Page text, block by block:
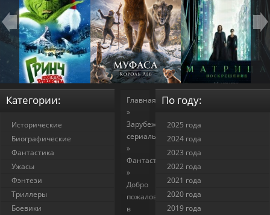
Главная
»
Зарубежные
сериалы
»
Фантастика
»
Добро
пожаловать
в
Категории:
Исторические
Биографические
Фантастика
Ужасы
Фэнтези
Триллеры
Боевики
По году:
2025 года
2024 года
2023 года
2022 года
2021 года
2020 года
2019 года